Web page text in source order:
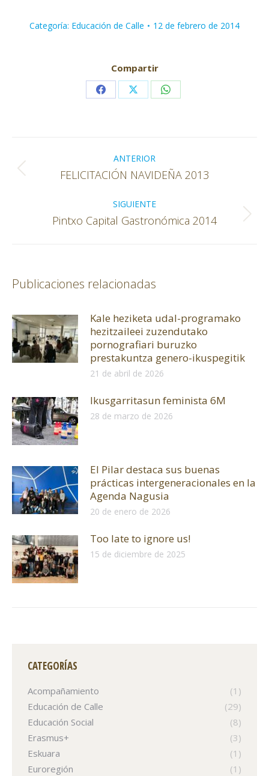
Categoría: Educación de Calle 12 de febrero de 2014
Compartir
Share Share Share
entre
publicaciones
ANTERIOR
Publicación
FELICITACIÓN NAVIDEÑA 2013
SIGUIENTE
Publicación
Pintxo Capital Gastronómica 2014
Publicaciones relacionadas
Kale heziketa udal-programako
hezitzaileei zuzendutako
pornografiari buruzko
prestakuntza genero-ikuspegitik
21 de abril de 2026
Ikusgarritasun feminista 6M
28 de marzo de 2026
El Pilar destaca sus buenas
prácticas intergeneracionales en la
Agenda Nagusia
20 de enero de 2026
Too late to ignore us!
15 de diciembre de 2025
CATEGORÍAS
Acompañamiento
(1)
Educación de Calle
(29)
Educación Social
(8)
Erasmus+
(3)
Eskuara
(1)
Euroregión
(1)